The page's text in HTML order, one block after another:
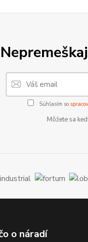
Súhlasím so
Môžete sa
o náradí